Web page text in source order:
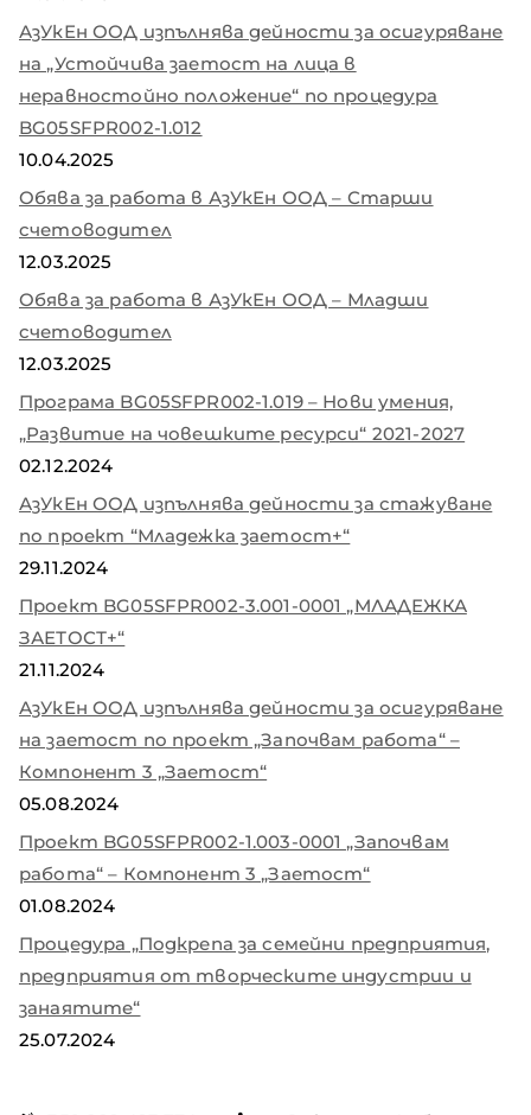
АзУкЕн ООД изпълнява дейности за осигуряване
на „Устойчива заетост на лица в
неравностойно положение“ по процедура
BG05SFPR002-1.012
10.04.2025
Обява за работа в АзУкЕн ООД – Старши
счетоводител
12.03.2025
Обява за работа в АзУкЕн ООД – Младши
счетоводител
12.03.2025
Програма BG05SFPR002-1.019 – Нови умения,
„Развитие на човешките ресурси“ 2021-2027
02.12.2024
АзУкЕн ООД изпълнява дейности за стажуване
по проект “Младежка заетост+“
29.11.2024
Проект BG05SFPR002-3.001-0001 „МЛАДЕЖКА
ЗАЕТОСТ+“
21.11.2024
АзУкЕн ООД изпълнява дейности за осигуряване
на заетост по проект „Започвам работа“ –
Компонент 3 „Заетост“
05.08.2024
Проект BG05SFPR002-1.003-0001 „Започвам
работа“ – Компонент 3 „Заетост“
01.08.2024
Процедура „Подкрепа за семейни предприятия,
предприятия от творческите индустрии и
занаятите“
25.07.2024